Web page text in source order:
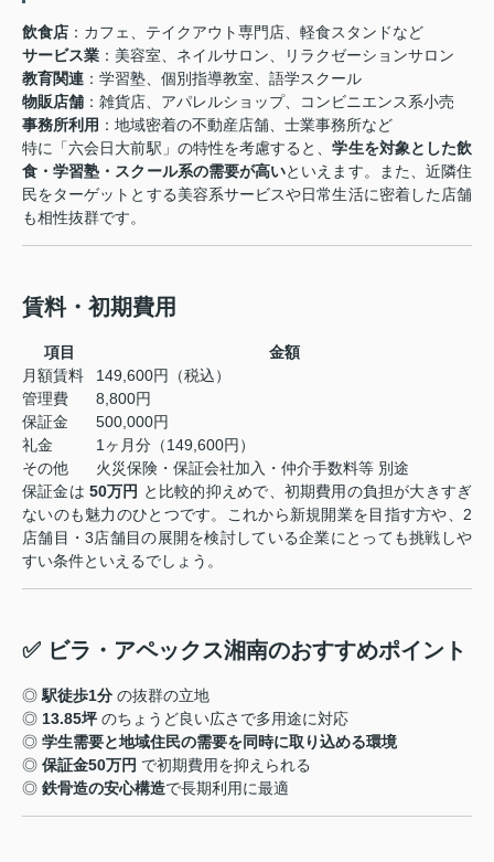
飲食店 ：カフェ、テイクアウト専門店、軽食スタンドなど
サービス業 ：美容室、ネイルサロン、リラクゼーションサロン
教育関連 ：学習塾、個別指導教室、語学スクール
物販店舗 ：雑貨店、アパレルショップ、コンビニエンス系小売
事務所利用 ：地域密着の不動産店舗、士業事務所など
特に「六会日大前駅」の特性を考慮すると、学生を対象とした飲
食・学習塾・スクール系の需要が高いといえます。また、近隣住
民をターゲットとする美容系サービスや日常生活に密着した店舗
も相性抜群です。
賃料・初期費用
項目
金額
月額賃料
149,600円（税込）
管理費
8,800円
保証金
500,000円
礼金
1ヶ月分（149,600円）
その他
火災保険・保証会社加入・仲介手数料等 別途
保証金は50万円 と比較的抑えめで、初期費用の負担が大きすぎ
ないのも魅力のひとつです。これから新規開業を目指す方や、2
店舗目・3店舗目の展開を検討している企業にとっても挑戦しや
すい条件といえるでしょう。
✅ ビラ・アペックス湘南のおすすめポイント
◎ 駅徒歩1分 の抜群の立地
◎ 13.85坪 のちょうど良い広さで多用途に対応
◎ 学生需要と地域住民の需要を同時に取り込める環境
◎ 保証金50万円 で初期費用を抑えられる
◎ 鉄骨造の安心構造で長期利用に最適